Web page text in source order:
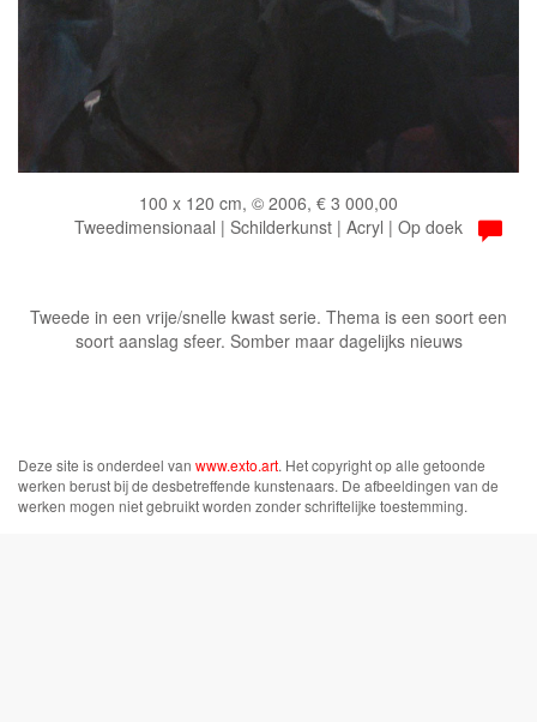
100 x 120 cm, © 2006, € 3 000,00
Tweedimensionaal | Schilderkunst | Acryl | Op doek
Tweede in een vrije/snelle kwast serie. Thema is een soort een
soort aanslag sfeer. Somber maar dagelijks nieuws
Deze site is onderdeel van www.exto.art. Het copyright op alle getoonde
werken berust bij de desbetreffende kunstenaars. De afbeeldingen van de
werken mogen niet gebruikt worden zonder schriftelijke toestemming.